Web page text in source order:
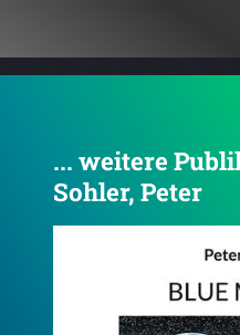
... weitere
Sohler, Peter